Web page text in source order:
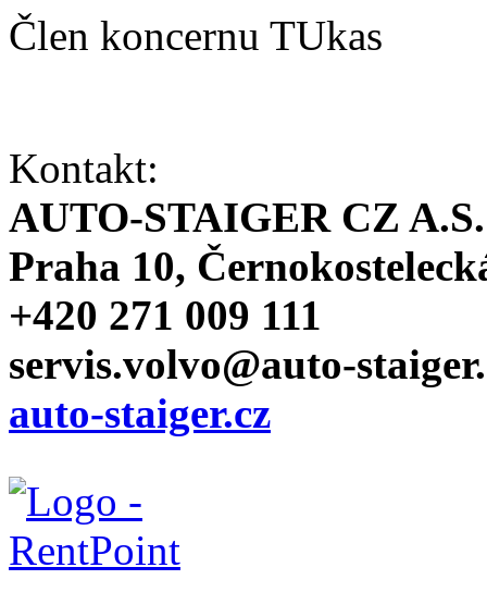
Člen koncernu TUkas
Kontakt:
AUTO-STAIGER CZ A.S.
Praha 10,
+420 271 009 111
servis.volvo@auto-
auto-staiger.cz